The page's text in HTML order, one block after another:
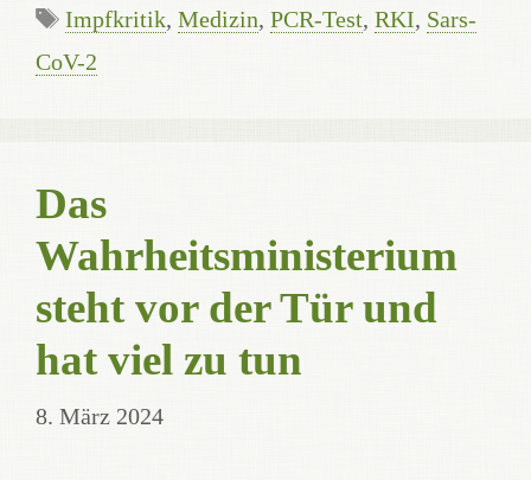
Schlagwörter
Impfkritik, Medizin, PCR-Test, RKI, Sars-
CoV-2
Das
Wahrheitsministerium
steht vor der Tür und
hat viel zu tun
8. März 2024